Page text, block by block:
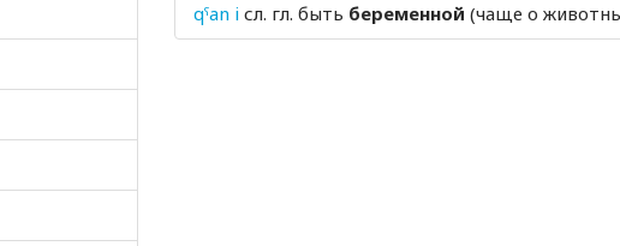
qˤan i сл. гл. быть беременной (чаще о